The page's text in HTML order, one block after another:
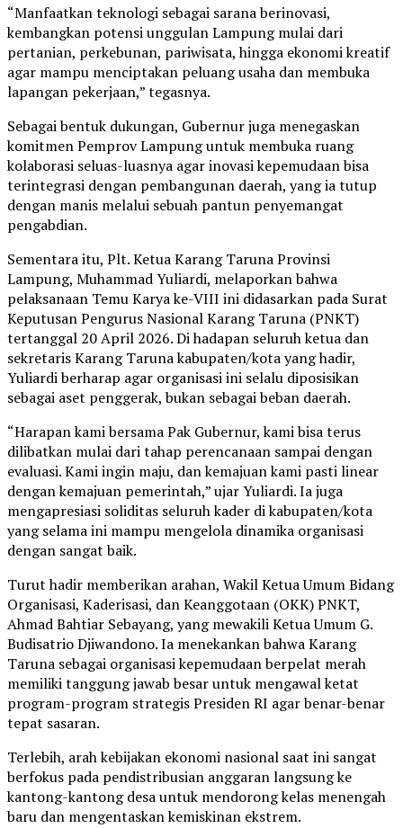
“Manfaatkan teknologi sebagai sarana berinovasi,
kembangkan potensi unggulan Lampung mulai dari
pertanian, perkebunan, pariwisata, hingga ekonomi kreatif
agar mampu menciptakan peluang usaha dan membuka
lapangan pekerjaan,” tegasnya.
Sebagai bentuk dukungan, Gubernur juga menegaskan
komitmen Pemprov Lampung untuk membuka ruang
kolaborasi seluas-luasnya agar inovasi kepemudaan bisa
terintegrasi dengan pembangunan daerah, yang ia tutup
dengan manis melalui sebuah pantun penyemangat
pengabdian.
Sementara itu, Plt. Ketua Karang Taruna Provinsi
Lampung, Muhammad Yuliardi, melaporkan bahwa
pelaksanaan Temu Karya ke-VIII ini didasarkan pada Surat
Keputusan Pengurus Nasional Karang Taruna (PNKT)
tertanggal 20 April 2026. Di hadapan seluruh ketua dan
sekretaris Karang Taruna kabupaten/kota yang hadir,
Yuliardi berharap agar organisasi ini selalu diposisikan
sebagai aset penggerak, bukan sebagai beban daerah.
“Harapan kami bersama Pak Gubernur, kami bisa terus
dilibatkan mulai dari tahap perencanaan sampai dengan
evaluasi. Kami ingin maju, dan kemajuan kami pasti linear
dengan kemajuan pemerintah,” ujar Yuliardi. Ia juga
mengapresiasi soliditas seluruh kader di kabupaten/kota
yang selama ini mampu mengelola dinamika organisasi
dengan sangat baik.
Turut hadir memberikan arahan, Wakil Ketua Umum Bidang
Organisasi, Kaderisasi, dan Keanggotaan (OKK) PNKT,
Ahmad Bahtiar Sebayang, yang mewakili Ketua Umum G.
Budisatrio Djiwandono. Ia menekankan bahwa Karang
Taruna sebagai organisasi kepemudaan berpelat merah
memiliki tanggung jawab besar untuk mengawal ketat
program-program strategis Presiden RI agar benar-benar
tepat sasaran.
Terlebih, arah kebijakan ekonomi nasional saat ini sangat
berfokus pada pendistribusian anggaran langsung ke
kantong-kantong desa untuk mendorong kelas menengah
baru dan mengentaskan kemiskinan ekstrem.